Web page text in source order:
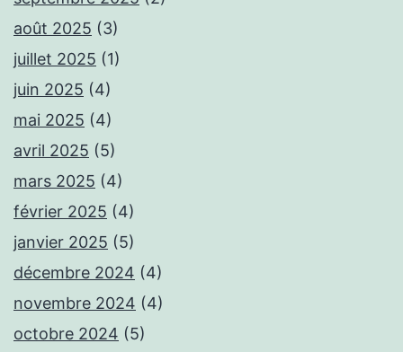
août 2025 (3)
juillet 2025 (1)
juin 2025 (4)
mai 2025 (4)
avril 2025 (5)
mars 2025 (4)
février 2025 (4)
janvier 2025 (5)
décembre 2024 (4)
novembre 2024 (4)
octobre 2024 (5)